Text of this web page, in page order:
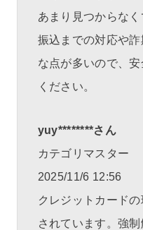
あまり見つからなく
振込までの対応や
な点が多いので、
ください。
yuy********さん
カテゴリマスター
2025/11/6 12:56
クレジットカード
されています。強